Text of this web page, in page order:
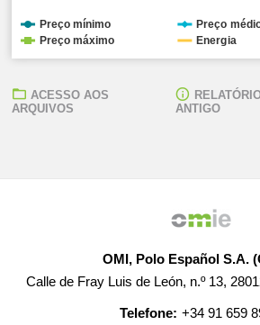
Preço mínimo
Preço
Preço máximo
Energia
ACESSO AOS
ARQUIVOS
ANTIGO
OMI, Polo Español S.A.
Calle de Fray Luis de León, n.º 13,
Telefone: +34 91 659